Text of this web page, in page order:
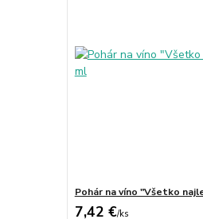
Pohár na víno "Všetko
7,42 €/ks